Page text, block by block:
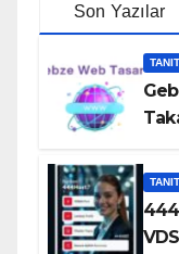
Son Yazılar